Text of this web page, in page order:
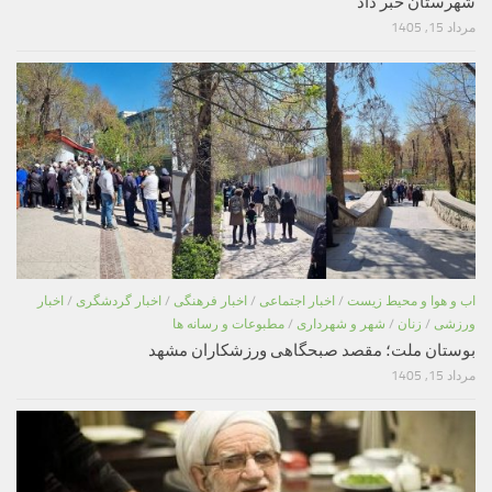
مرداد 15, 1405
اب و هوا و محیط زیست / اخبار اجتماعی / اخبار فرهنگی / اخبار گردشگری / اخبار
ورزشی / زنان / شهر و شهرداری / مطبوعات و رسانه ها
بوستان ملت؛ مقصد صبحگاهی ورزشکاران مشهد
مرداد 15, 1405